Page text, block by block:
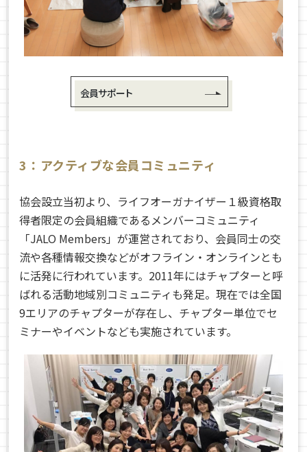
会員サポート
3：アクティブな会員コミュニティ
協会設立当初より、ライフオーガナイザー１級資格取
得者限定の会員組織であるメンバーコミュニティ
「JALO Members」が運営されており、会員同士の交
流や各種情報交換などがオフライン・オンラインとも
に活発に行われています。 2011年にはチャプターと呼
ばれる活動地域別コミュニティも発足。現在では全国
9エリアのチャプターが存在し、チャプター単位でセ
ミナーやイベントなども実施されています。